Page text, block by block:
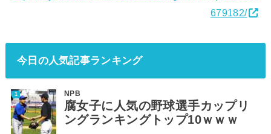
679182/
今日の人気記事ランキング
NPB
腐女子に人気の野球選手カップリ
ングランキングトップ10ｗｗｗ